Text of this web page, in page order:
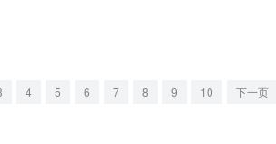
4 5 6 7 8 9 10 下一页